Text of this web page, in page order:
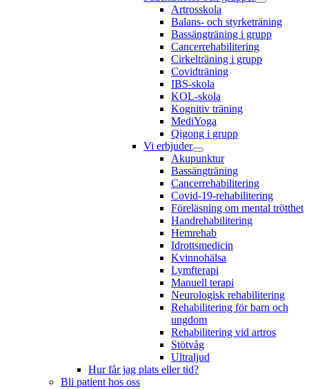
Artrosskola
Balans- och styrketräning
Bassängträning i grupp
Cancerrehabilitering
Cirkelträning i grupp
Covidträning
IBS-skola
KOL-skola
Kognitiv träning
MediYoga
Qigong i grupp
Vi erbjuder
Akupunktur
Bassängträning
Cancerrehabilitering
Covid-19-rehabilitering
Föreläsning om mental trötthet
Handrehabilitering
Hemrehab
Idrottsmedicin
Kvinnohälsa
Lymfterapi
Manuell terapi
Neurologisk rehabilitering
Rehabilitering för barn och
ungdom
Rehabilitering vid artros
Stötvåg
Ultraljud
Hur får jag plats eller tid?
Bli patient hos oss